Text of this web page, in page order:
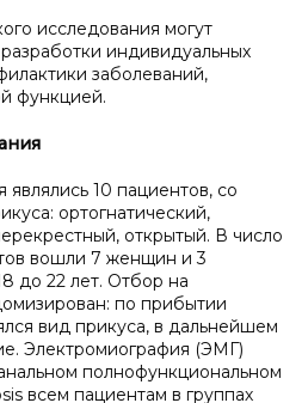
исследования могут
индивидуальных
заболеваний,
функцией.
10 пациентов, со
ортогнатический,
открытый. В число
вошли 7 женщин и 3
до 22 лет. Отбор на
по прибытии
вид прикуса, в дальнейшем
Электромиография (ЭМГ)
полнофункциональном
всем пациентам в группах